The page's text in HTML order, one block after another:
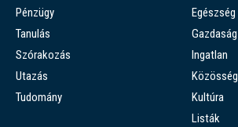
Pénzügy
Tanulás
Szórakozás
Utazás
Tudomány
Egészség
Gazdaság
Ingatlan
Közösség
Kultúra
Listák